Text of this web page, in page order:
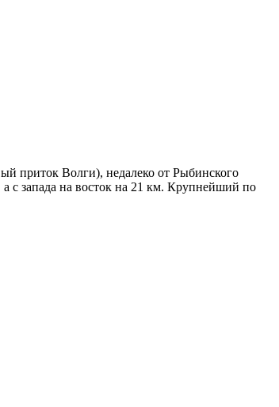
приток Волги), недалеко от Рыбинского
с запада на восток на 21 км. Крупнейший по